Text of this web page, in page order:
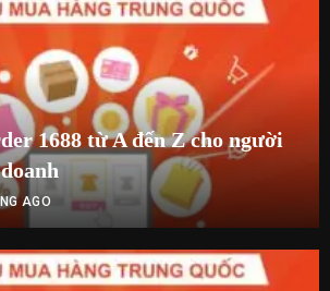
1688 từ A đến Z cho người
AGO